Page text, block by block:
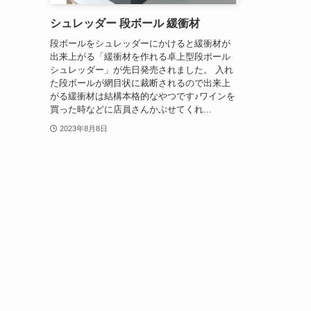
シュレッダー 段ボール 緩衝材
段ボールをシュレッダーにかけると緩衝材が
出来上がる「緩衝材を作れる卓上型段ボール
シュレッダー」が先日発売されました。 入れ
た段ボールが網目状に裁断されるので出来上
がる緩衝材は結構本格的なやつです♪ワインを
買った時などに店員さんかぶせてくれ...
2023年8月8日